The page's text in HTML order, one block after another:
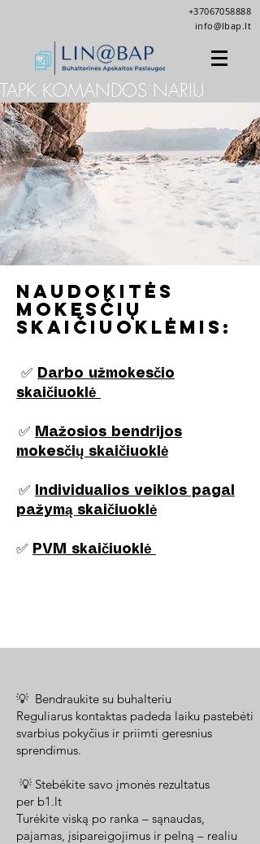
+37067058888
info@lbap.lt
TAPK KOMANDOS NARIU
Naudokitės
mokesčių
skaičiuoklėmis:
✅ Darbo užmokesčio
skaičiuoklė
✅ Mažosios bendrijos
mokesčių skaičiuoklė
✅
Individualios veiklos pagal
pažymą skaičiuoklė
✅ PVM skaičiuoklė
💡 Bendraukite su buhalteriu
Reguliarus kontaktas padeda laiku pastebėti
svarbius pokyčius ir priimti geresnius
sprendimus.
💡 Stebėkite savo įmonės rezultatus
per b1.lt
Turėkite viską po ranka – sąnaudas,
pajamas, įsipareigojimus ir pelną – realiu